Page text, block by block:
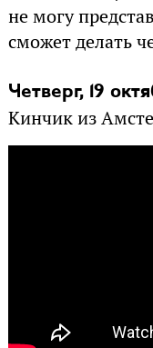
не могу
сможет делать
Четверг, 19
Кинчик из